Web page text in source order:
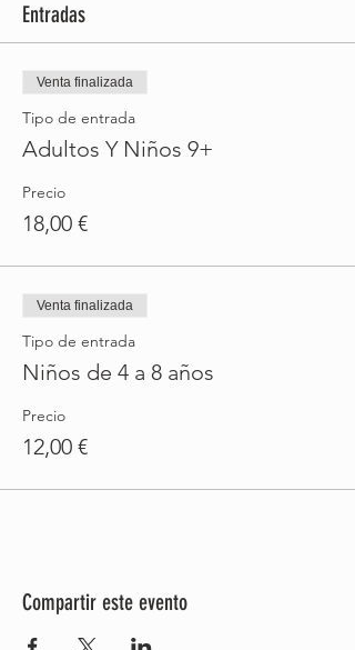
Entradas
Venta finalizada
Tipo de entrada
Adultos Y Niños 9+
Precio
18,00 €
Venta finalizada
Tipo de entrada
Niños de 4 a 8 años
Precio
12,00 €
Compartir este evento